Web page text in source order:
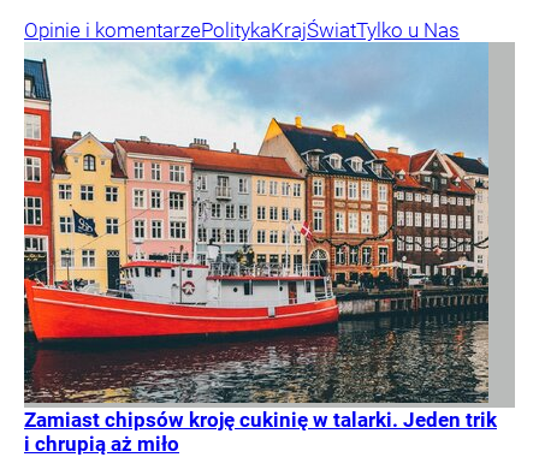
Opinie i komentarzePolitykaKrajŚwiatTylko u Nas
Zamiast chipsów kroję cukinię w talarki. Jeden trik
i chrupią aż miło